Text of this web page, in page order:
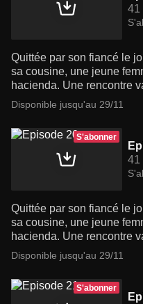
41
Quittée par son fiancé le
sa cousine, une jeune
hacienda. Une rencontre
Disponible jusqu'au 29/11
S'abonner
41
Quittée par son fiancé le
sa cousine, une jeune
hacienda. Une rencontre
Disponible jusqu'au 29/11
S'abonner